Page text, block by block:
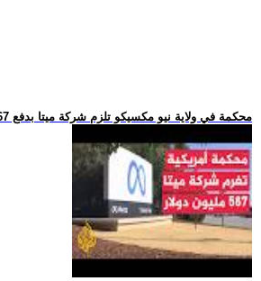
.. محكمة في ولاية نيو مكسيكو تلزم شركة ميتا بدفع 567 مليون دولا